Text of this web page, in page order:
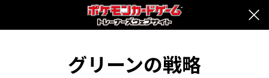
グリーンの戦略